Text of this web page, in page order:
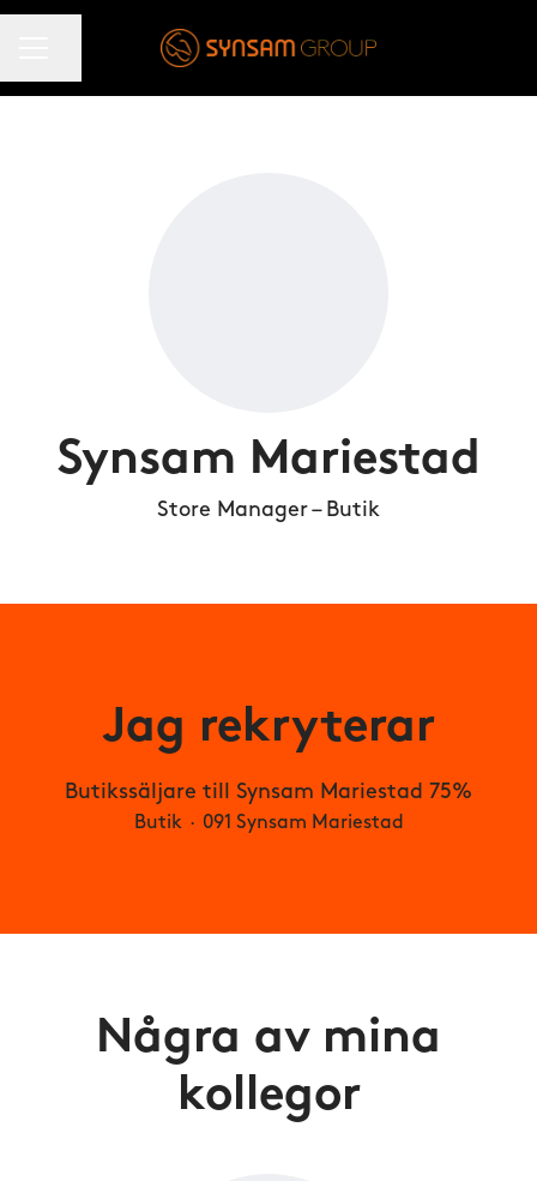
Synsam Mariestad
Store Manager – Butik
Jag rekryterar
Butikssäljare till Synsam Mariestad 75%
Butik · 091 Synsam Mariestad
Några av mina
kollegor